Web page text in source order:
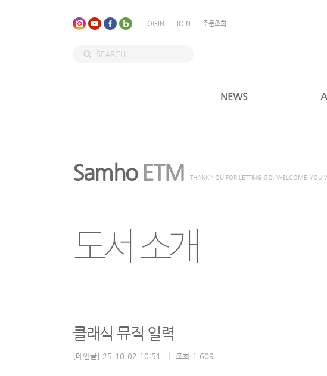
LOGIN JOIN 주문조회
NEWS
Samho ETM THANK YOU FOR LETTING GO. WELCOME YOU
도서 소개
클래식 뮤직 일력
[메인글] 25-10-02 10:51 조회 1,609